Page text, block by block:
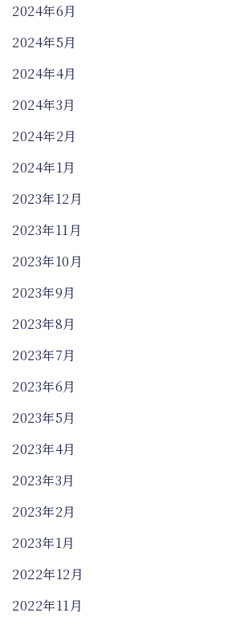
2024年6月
2024年5月
2024年4月
2024年3月
2024年2月
2024年1月
2023年12月
2023年11月
2023年10月
2023年9月
2023年8月
2023年7月
2023年6月
2023年5月
2023年4月
2023年3月
2023年2月
2023年1月
2022年12月
2022年11月